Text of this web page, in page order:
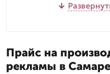
Прайс на
рекламы в Самаре